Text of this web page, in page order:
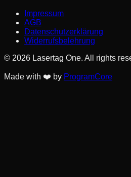
Impressum
AGB
Datenschutzerklärung
Widerrufsbelehrung
© 2026 Lasertag One. All rights
Made with ❤️ by ProgramCore